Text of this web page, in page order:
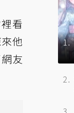
看
他
友